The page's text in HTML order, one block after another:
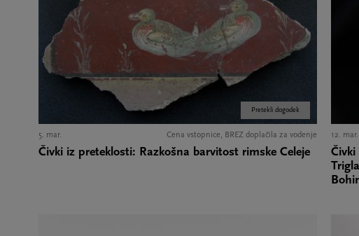
Pretekli dogodek
5. mar. Cena vstopnice, BREZ doplačila za vodenje
Čivki iz preteklosti: Razkošna barvitost rimske Celeje
12. mar.